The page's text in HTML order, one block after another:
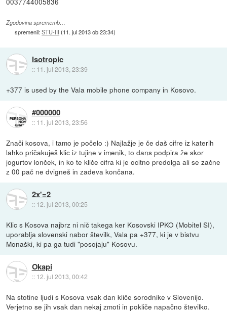
Zgodovina sprememb…
spremenil:STU-III (11. jul 2013 ob 23:34)
Isotropic
:: 11. jul 2013, 23:39
+377 is used by the Vala mobile phone company in Kosovo.
#000000
:: 11. jul 2013, 23:56
Znači kosova, i tamo je počelo :) Najlažje je če daš cifre iz katerih
lahko pričakuješ klic iz tujine v imenik, to dans podpira že skor
jogurtov lonček, in ko te kliče cifra ki je ocitno predolga ali se začne
z 00 pač ne dvigneš in zadeva končana.
2x'=2
:: 12. jul 2013, 00:25
Klic s Kosova najbrz ni nič takega ker Kosovski IPKO (Mobitel SI),
uporablja slovenski nabor številk, Vala pa +377, ki je v bistvu
Monaški, ki pa ga tudi "posojaju" Kosovu.
Okapi
:: 12. jul 2013, 00:42
Na stotine ljudi s Kosova vsak dan kliče sorodnike v Slovenijo.
Verjetno se jih vsak dan nekaj zmoti in pokliče napačno številko.